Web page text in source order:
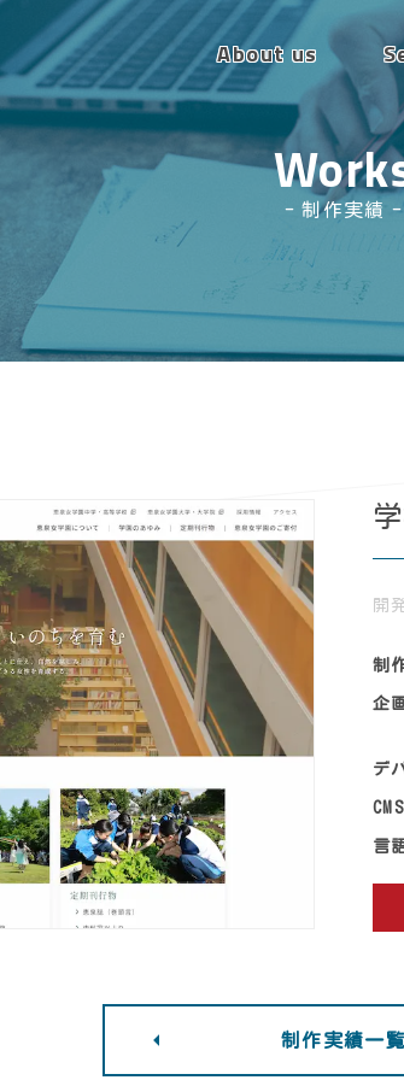
About us
制作実績
開
制
企
デ
CMS
言
制作実績一覧